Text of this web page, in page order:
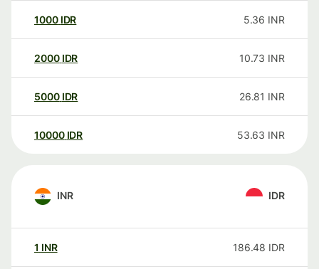
1000 IDR 5.36 INR
2000 IDR 10.73 INR
5000 IDR 26.81 INR
10000 IDR 53.63 INR
INR IDR
1 INR 186.48 IDR